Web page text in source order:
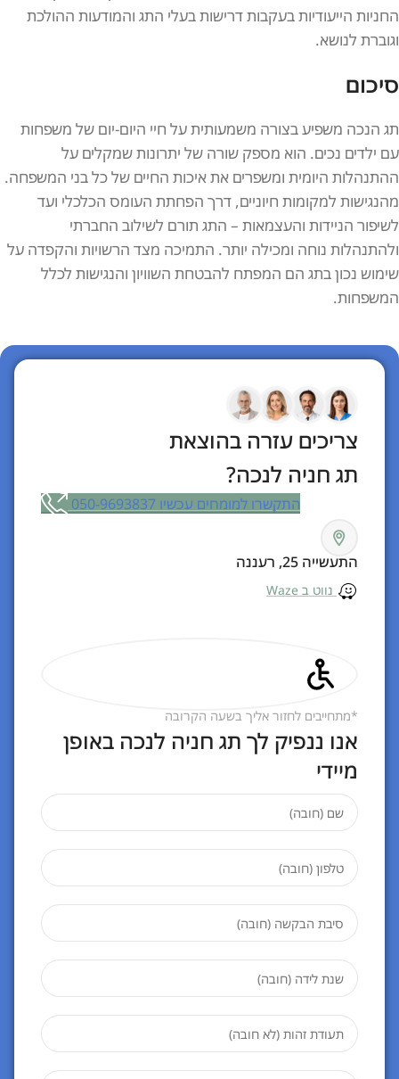
החניות הייעודיות בעקבות דרישות בעלי התג והמודעות ההולכת
וגוברת לנושא.
סיכום
תג הנכה משפיע בצורה משמעותית על חיי היום-יום של משפחות
עם ילדים נכים. הוא מספק שורה של יתרונות שמקלים על
ההתנהלות היומית ומשפרים את איכות החיים של כל בני המשפחה.
מהנגישות למקומות חיוניים, דרך הפחתת העומס הכלכלי ועד
לשיפור הניידות והעצמאות – התג תורם לשילוב החברתי
ולהתנהלות נוחה ומכילה יותר. התמיכה מצד הרשויות והקפדה על
שימוש נכון בתג הם המפתח להבטחת השוויון והנגישות לכלל
המשפחות.
צריכים עזרה בהוצאת
תג חניה לנכה?
התקשרו למומחים עכשיו 050-9693837
התעשייה 25, רעננה
נווט ב Waze
*מתחייבים לחזור אליך בשעה הקרובה
אנו ננפיק לך תג חניה לנכה באופן
מיידי